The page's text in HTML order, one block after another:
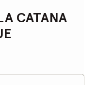
CATANA